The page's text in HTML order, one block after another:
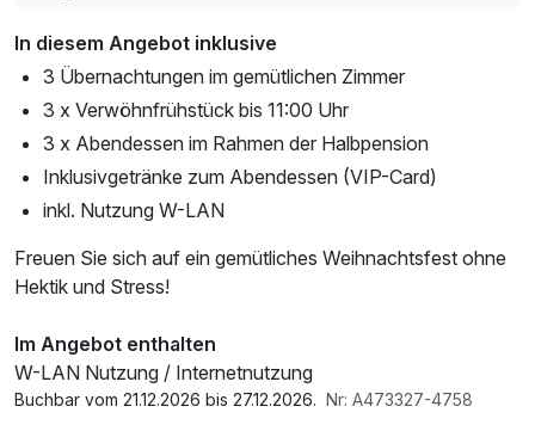
In diesem Angebot inklusive
3 Übernachtungen im gemütlichen Zimmer
3 x Verwöhnfrühstück bis 11:00 Uhr
3 x Abendessen im Rahmen der Halbpension
Inklusivgetränke zum Abendessen (VIP-Card)
inkl. Nutzung W-LAN
Freuen Sie sich auf ein gemütliches Weihnachtsfest ohne
Hektik und Stress!
Im Angebot enthalten
W-LAN Nutzung / Internetnutzung
Buchbar vom 21.12.2026 bis 27.12.2026. Nr: A473327-4758